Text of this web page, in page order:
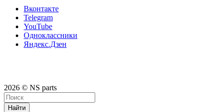
Вконтакте
Telegram
YouTube
Одноклассники
Яндекс.Дзен
2026 © NS parts
Найти